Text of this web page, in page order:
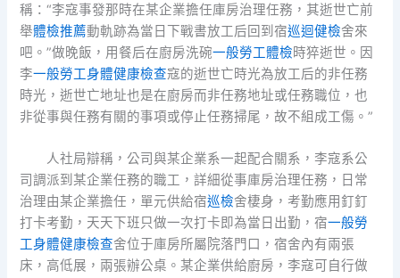
稱：“李寇事發那時在某企業擔任庫房治理任務，其逝世亡前
舉體檢推薦動軌跡為當日下戰書放工后回到宿巡迴健檢舍來
吧。”做晚飯，用餐后在廚房洗碗一般勞工體檢時猝逝世。因
李一般勞工身體健康檢查寇的逝世亡時光為放工后的非任務
時光，逝世亡地址也是在廚房而非任務地址或任務職位，也
非從事與任務有關的事項或停止任務掃尾，故不組成工傷。”
人社局辯稱，公司與某企業系一起配合關系，李寇系公
司調派到某企業任務的職工，詳細從事庫房治理任務，日常
治理由某企業擔任，單元供給宿巡檢舍棲身，考勤應用釘釘
打卡考勤，天天下班只做一次打卡即為當日出勤，宿一般勞
工身體健康檢查舍位于庫房所屬院落門口，宿舍內有兩張
床，高低展，兩張辦公桌。某企業供給廚房，李寇可自行做